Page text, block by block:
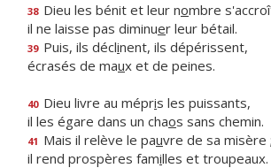
38 Dieu les bénit et leur nombre
il ne laisse pas diminuer leur bétail.
39 Puis, ils déclinent, ils dépérissent,
écrasés de maux et de peines.
40 Dieu livre au mépris les puissants,
il les égare dans un chaos sans chemin.
41 Mais il relève le pauvre de sa misère ;
il rend prospères familles et troupeaux.